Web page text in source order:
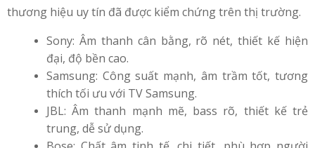
thương hiệu uy tín đã được kiểm chứng trên thị trường.
Sony: Âm thanh cân bằng, rõ nét, thiết kế hiện
đại, độ bền cao.
Samsung: Công suất mạnh, âm trầm tốt, tương
thích tối ưu với TV Samsung.
JBL: Âm thanh mạnh mẽ, bass rõ, thiết kế trẻ
trung, dễ sử dụng.